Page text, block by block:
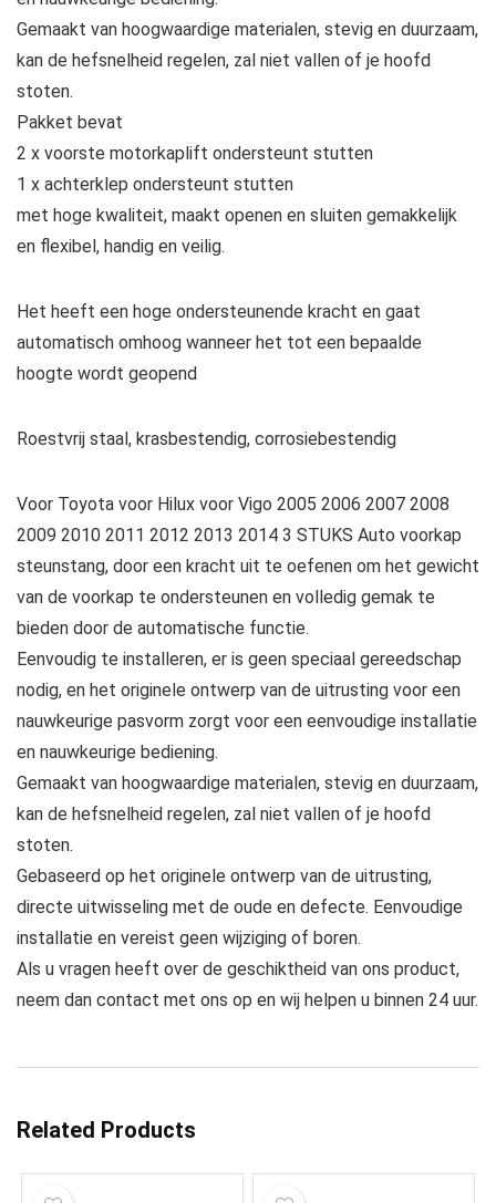
Gemaakt van hoogwaardige materialen, stevig en duurzaam,
kan de hefsnelheid regelen, zal niet vallen of je hoofd
stoten.
Pakket bevat
2 x voorste motorkaplift ondersteunt stutten
1 x achterklep ondersteunt stutten
met hoge kwaliteit, maakt openen en sluiten gemakkelijk
en flexibel, handig en veilig.
Het heeft een hoge ondersteunende kracht en gaat
automatisch omhoog wanneer het tot een bepaalde
hoogte wordt geopend
Roestvrij staal, krasbestendig, corrosiebestendig
Voor Toyota voor Hilux voor Vigo 2005 2006 2007 2008
2009 2010 2011 2012 2013 2014 3 STUKS Auto voorkap
steunstang, door een kracht uit te oefenen om het gewicht
van de voorkap te ondersteunen en volledig gemak te
bieden door de automatische functie.
Eenvoudig te installeren, er is geen speciaal gereedschap
nodig, en het originele ontwerp van de uitrusting voor een
nauwkeurige pasvorm zorgt voor een eenvoudige installatie
en nauwkeurige bediening.
Gemaakt van hoogwaardige materialen, stevig en duurzaam,
kan de hefsnelheid regelen, zal niet vallen of je hoofd
stoten.
Gebaseerd op het originele ontwerp van de uitrusting,
directe uitwisseling met de oude en defecte. Eenvoudige
installatie en vereist geen wijziging of boren.
Als u vragen heeft over de geschiktheid van ons product,
neem dan contact met ons op en wij helpen u binnen 24 uur.
Related Products